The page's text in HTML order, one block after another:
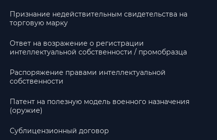
Признание недействительным свидетельства на
торговую марку
Ответ на возражение о регистрации
интеллектуальной собственности / промобразца
Распоряжение правами интеллектуальной
собственности
Патент на полезную модель военного назначения
(оружие)
Сублицензионный договор